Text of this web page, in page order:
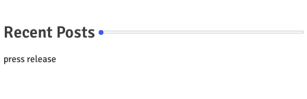
Recent Posts
press release